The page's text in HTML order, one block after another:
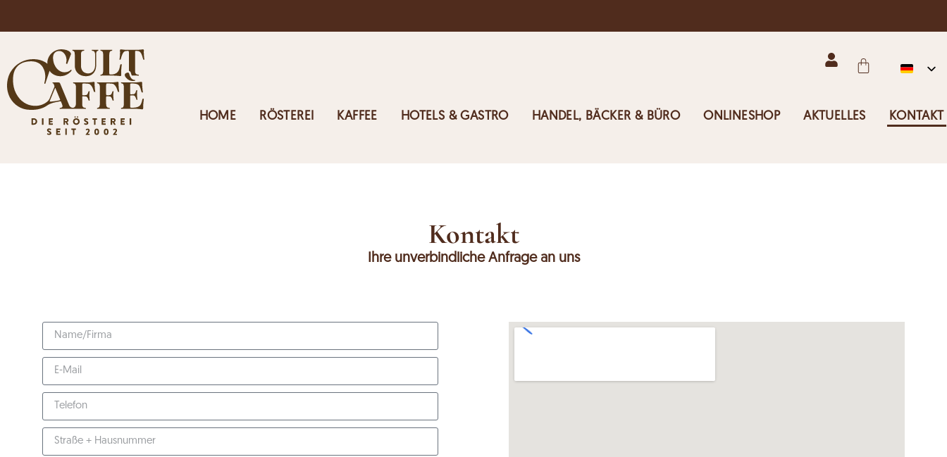
Kostenloser Versand in Österreich ab 125€
HOME RÖSTEREI KAFFEE HOTELS & GASTRO HANDEL, BÄCKER & BÜRO ONLINESHOP AKTUELLES KONTAKT
Kontakt
Ihre unverbindliche Anfrage an uns